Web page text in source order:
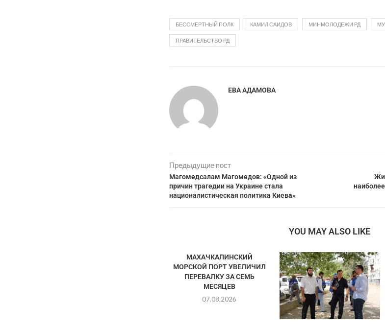
БЕССМЕРТНЫЙ ПОЛК КАМИЛ САИДОВ МИНМОЛОДЕЖИ РД
ПРАВИТЕЛЬСТВО РД
ЕВА АДАМОВА
Предыдущие пост
Магомедсалам Магомедов: «Одной из
причин трагедии на Украине стала
националистическая политика Киева»
YOU MAY ALSO LIKE
МАХАЧКАЛИНСКИЙ
МОРСКОЙ ПОРТ УВЕЛИЧИЛ
ПЕРЕВАЛКУ ЗА СЕМЬ
МЕСЯЦЕВ
07.08.2026